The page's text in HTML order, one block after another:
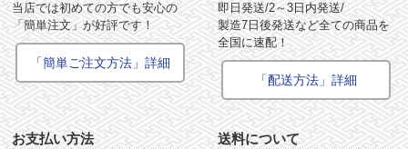
当店では初めての方でも安心の
「簡単注文」が好評です！
「簡単ご注文方法」詳細
即日発送/2～3日内発送/
製造7日後発送など全ての商品を
全国に速配！
「配送方法」詳細
お支払い方法 送料について